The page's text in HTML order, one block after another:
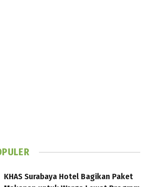
KHAS Surabaya Hotel Bagikan Paket